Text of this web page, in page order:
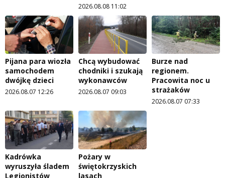
2026.08.08 11:02
Pijana para wiozła
samochodem
dwójkę dzieci
2026.08.07 12:26
Chcą wybudować
chodniki i szukają
wykonawców
2026.08.07 09:03
Burze nad
regionem.
Pracowita noc u
strażaków
2026.08.07 07:33
Kadrówka
wyruszyła śladem
Legionistów
Pożary w
świętokrzyskich
lasach